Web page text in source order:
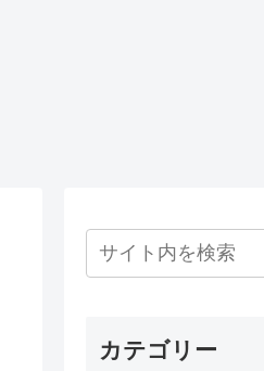
カテゴリー